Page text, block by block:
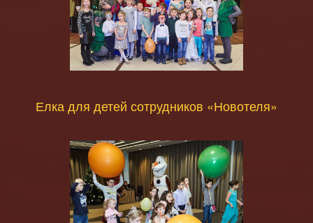
Елка для детей сотрудников «Новотеля»